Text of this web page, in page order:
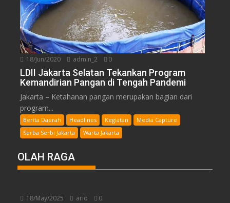
18/Jun/2020 admin_2 0
LDII Jakarta Selatan Tekankan Program
Kemandirian Pangan di Tengah Pandemi
Jakarta – Ketahanan pangan merupakan bagian dari
program...
Berita Daerah Headlines Kegiatan
Media Capture
Serba Serbi Jakarta
Warta Jakarta
OLAH RAGA
18/May/2025 ario 0